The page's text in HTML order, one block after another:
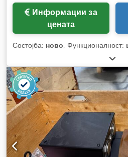
цената
Состојба: ново, Функционалност: